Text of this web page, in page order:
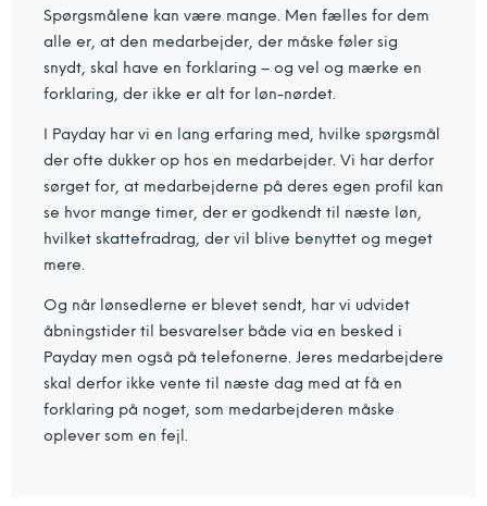
Spørgsmålene kan være mange. Men fælles for dem
alle er, at den medarbejder, der måske føler sig
snydt, skal have en forklaring – og vel og mærke en
forklaring, der ikke er alt for løn-nørdet.
I Payday har vi en lang erfaring med, hvilke spørgsmål
der ofte dukker op hos en medarbejder. Vi har derfor
sørget for, at medarbejderne på deres egen profil kan
se hvor mange timer, der er godkendt til næste løn,
hvilket skattefradrag, der vil blive benyttet og meget
mere.
Og når lønsedlerne er blevet sendt, har vi udvidet
åbningstider til besvarelser både via en besked i
Payday men også på telefonerne. Jeres medarbejdere
skal derfor ikke vente til næste dag med at få en
forklaring på noget, som medarbejderen måske
oplever som en fejl.